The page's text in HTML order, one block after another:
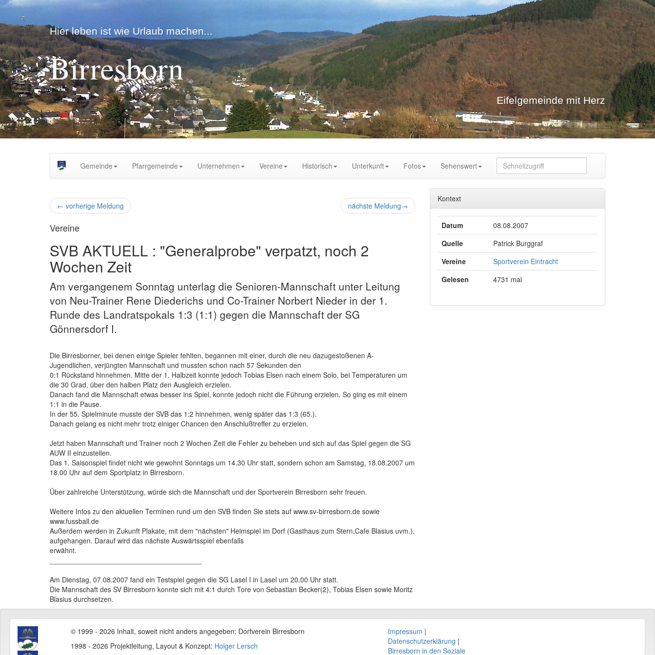
Hier leben ist wie Urlaub machen...
Birresborn
Eifelgemeinde mit Herz
Gemeinde Pfarrgemeinde Unternehmen Vereine Historisch Unterkunft Fotos Sehenswert
← vorherige Meldung nächste Meldung→
Vereine
SVB AKTUELL : "Generalprobe" verpatzt, noch 2
Wochen Zeit
Am vergangenem Sonntag unterlag die Senioren-Mannschaft unter Leitung
von Neu-Trainer Rene Diederichs und Co-Trainer Norbert Nieder in der 1.
Runde des Landratspokals 1:3 (1:1) gegen die Mannschaft der SG
Gönnersdorf I.
Die Birresborner, bei denen einige Spieler fehlten, begannen mit einer, durch die neu dazugestoßenen A-
Jugendlichen, verjüngten Mannschaft und mussten schon nach 57 Sekunden den
0:1 Rückstand hinnehmen. Mitte der 1. Halbzeit konnte jedoch Tobias Elsen nach einem Solo, bei Temperaturen um
die 30 Grad, über den halben Platz den Ausgleich erzielen.
Danach fand die Mannschaft etwas besser ins Spiel, konnte jedoch nicht die Führung erzielen. So ging es mit einem
1:1 in die Pause.
In der 55. Spielminute musste der SVB das 1:2 hinnehmen, wenig später das 1:3 (65.).
Danach gelang es nicht mehr trotz einiger Chancen den Anschlußtreffer zu erzielen.
Jetzt haben Mannschaft und Trainer noch 2 Wochen Zeit die Fehler zu beheben und sich auf das Spiel gegen die SG
AUW II einzustellen.
Das 1. Saisonspiel findet nicht wie gewohnt Sonntags um 14.30 Uhr statt, sondern schon am Samstag, 18.08.2007 um
18.00 Uhr auf dem Sportplatz in Birresborn.
Über zahlreiche Unterstützung, würde sich die Mannschaft und der Sportverein Birresborn sehr freuen.
Weitere Infos zu den aktuellen Terminen rund um den SVB finden Sie stets auf www.sv-birresborn.de sowie
www.fussball.de
Außerdem werden in Zukunft Plakate, mit dem "nächsten" Heimspiel im Dorf (Gasthaus zum Stern,Cafe Blasius uvm.),
aufgehangen. Darauf wird das nächste Auswärtsspiel ebenfalls
erwähnt.
Am Dienstag, 07.08.2007 fand ein Testspiel gegen die SG Lasel I in Lasel um 20.00 Uhr statt.
Die Mannschaft des SV Birresborn konnte sich mit 4:1 durch Tore von Sebastian Becker(2), Tobias Elsen sowie Moritz
Blasius durchsetzen.
Kontext
Datum
08.08.2007
Quelle
Patrick Burggraf
Vereine
Sportverein Eintracht
Gelesen
4731 mal
© 1999 - 2026 Inhalt, soweit nicht anders angegeben: Dorfverein Birresborn
1998 - 2026 Projektleitung, Layout & Konzept: Holger Lersch
Impressum |
Datenschutzerklärung |
Birresborn in den Soziale